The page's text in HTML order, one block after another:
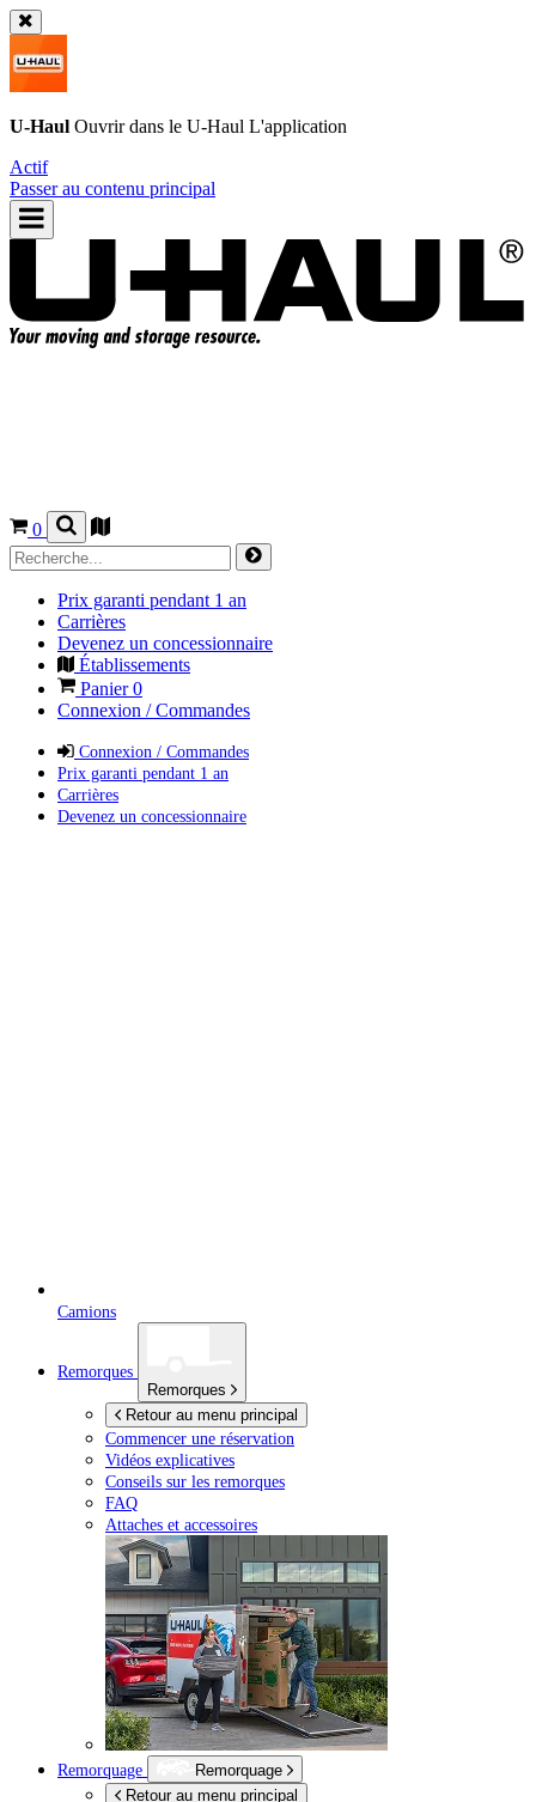
U-Haul Ouvrir dans le U-Haul L'application
Actif
Passer au contenu principal
0
Prix garanti pendant 1 an
Carrières
Devenez un concessionnaire
Établissements
Panier0
Connexion / Commandes
Connexion / Commandes
Prix garanti pendant 1 an
Carrières
Devenez un concessionnaire
Camions
Remorques
Remorques
Retour au menu principal
Commencer une réservation
Vidéos explicatives
Conseils sur les remorques
FAQ
Attaches et accessoires
Remorquage
Remorquage
Retour au menu principal